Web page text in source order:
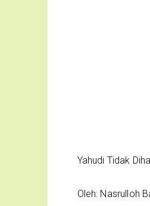
Yahudi Tidak
Oleh: Nasrulloh